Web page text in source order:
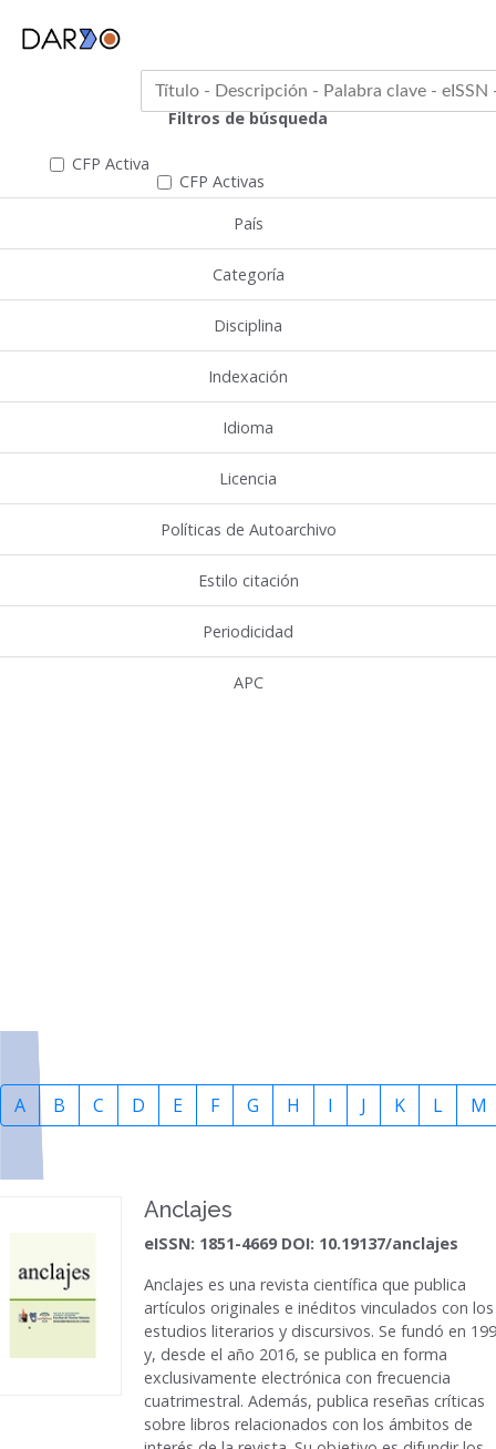
CFP Activas
Filtros de búsqueda
CFP Activa
País
Categoría
Disciplina
Indexación
Idioma
Licencia
Políticas de Autoarchivo
Estilo citación
Periodicidad
APC
A B C D E F G H I J K L M
Anclajes
eISSN: 1851-4669 DOI: 10.19137/anclajes
Anclajes es una revista científica que publica
artículos originales e inéditos vinculados con los
estudios literarios y discursivos. Se fundó en
y, desde el año 2016, se publica en forma
exclusivamente electrónica con frecuencia
cuatrimestral. Además, publica reseñas críticas
sobre libros relacionados con los ámbitos de